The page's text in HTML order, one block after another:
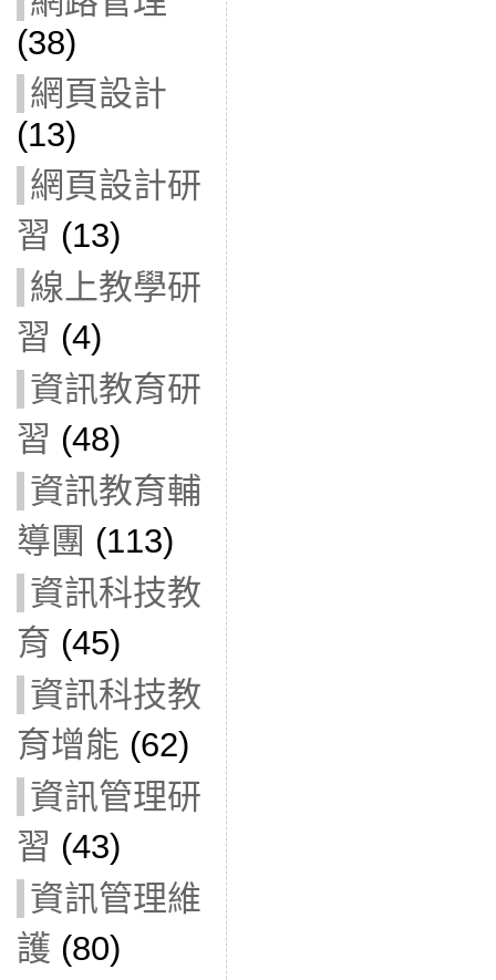
(38)
網頁設計
(13)
網頁設計研
習 (13)
線上教學研
習 (4)
資訊教育研
習 (48)
資訊教育輔
導團 (113)
資訊科技教
育 (45)
資訊科技教
育增能 (62)
資訊管理研
習 (43)
資訊管理維
護 (80)